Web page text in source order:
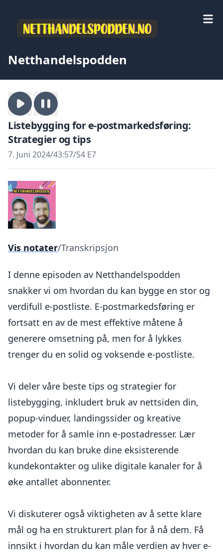
Netthandelspodden
Listebygging for e-postmarkedsføring:
Strategier og tips
7. Juni 2024/43:57/S4 E7
Vis notater/Transkripsjon
I denne episoden av Netthandelspodden
snakker vi om hvordan du kan bygge en stor og
verdifull e-postliste. E-postmarkedsføring er
fortsatt en av de mest effektive måtene å
generere omsetning på, men for å lykkes
trenger du en solid og voksende e-postliste.
Vi deler våre beste tips og strategier for
listebygging, inkludert bruk av nettsiden din,
popup-vinduer, landingssider og kreative
metoder for å samle inn e-postadresser. Lær
hvordan du kan bruke dine eksisterende
kundekontakter og ulike digitale kanaler for å
øke antallet abonnenter.
Vi diskuterer også viktigheten av å sette klare
mål og ha en strukturert plan for å nå dem. Få
innsikt i hvordan du kan måle verdien av hver e-